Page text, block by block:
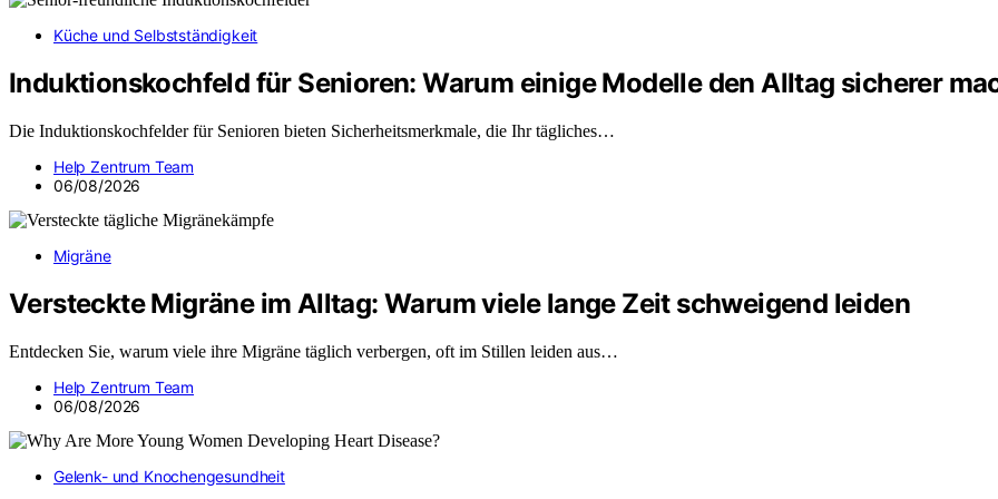
Küche und Selbstständigkeit
Induktionskochfeld für Senioren: Warum einige Modelle den Alltag sicherer
Die Induktionskochfelder für Senioren bieten Sicherheitsmerkmale, die Ihr tägliches…
Help Zentrum Team
06/08/2026
Migräne
Versteckte Migräne im Alltag: Warum viele lange Zeit schweigend leiden
Entdecken Sie, warum viele ihre Migräne täglich verbergen, oft im Stillen leiden aus…
Help Zentrum Team
06/08/2026
Gelenk- und Knochengesundheit